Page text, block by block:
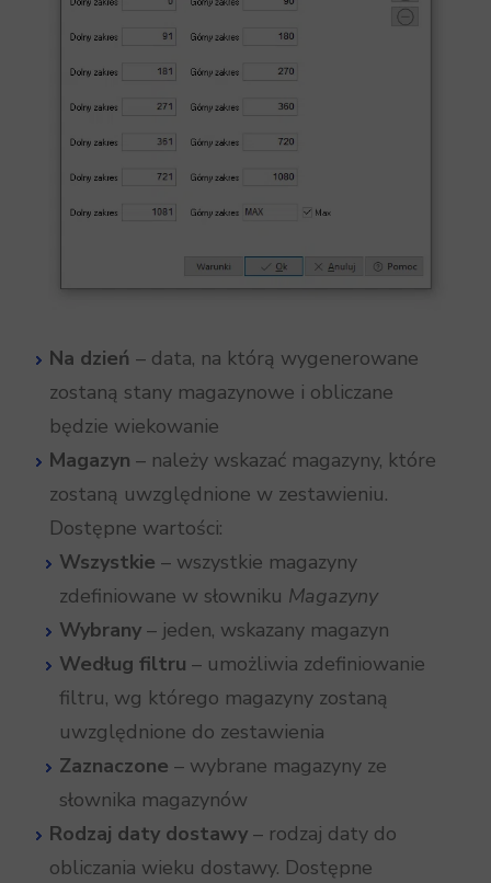
Na dzień – data, na którą wygenerowane
zostaną stany magazynowe i obliczane
będzie wiekowanie
Magazyn – należy wskazać magazyny, które
zostaną uwzględnione w zestawieniu.
Dostępne wartości:
Wszystkie – wszystkie magazyny
zdefiniowane w słowniku Magazyny
Wybrany – jeden, wskazany magazyn
Według filtru – umożliwia zdefiniowanie
filtru, wg którego magazyny zostaną
uwzględnione do zestawienia
Zaznaczone – wybrane magazyny ze
słownika magazynów
Rodzaj daty dostawy – rodzaj daty do
obliczania wieku dostawy. Dostępne